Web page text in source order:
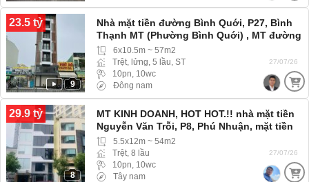
23.5 tỷ
9
Nhà mặt tiền đường Bình Quới, P27, Bình
Thạnh MT (Phường Bình Quới) , MT đường
lớn, kinh doanh đa ngành nghề
6x10.5m ~ 57m2
Trệt, lửng, 5 lầu, ST
10pn, 10wc
Đông nam
27/07/26
29.9 tỷ
8
MT KINH DOANH, HOT HOT.!! nhà mặt tiền
Nguyễn Văn Trỗi, P8, Phú Nhuận, mặt tiền
tiện kinh doanh buôn bán
5.5x12m ~ 54m2
Trệt, 8 lầu
10pn, 10wc
Tây nam
27/07/26